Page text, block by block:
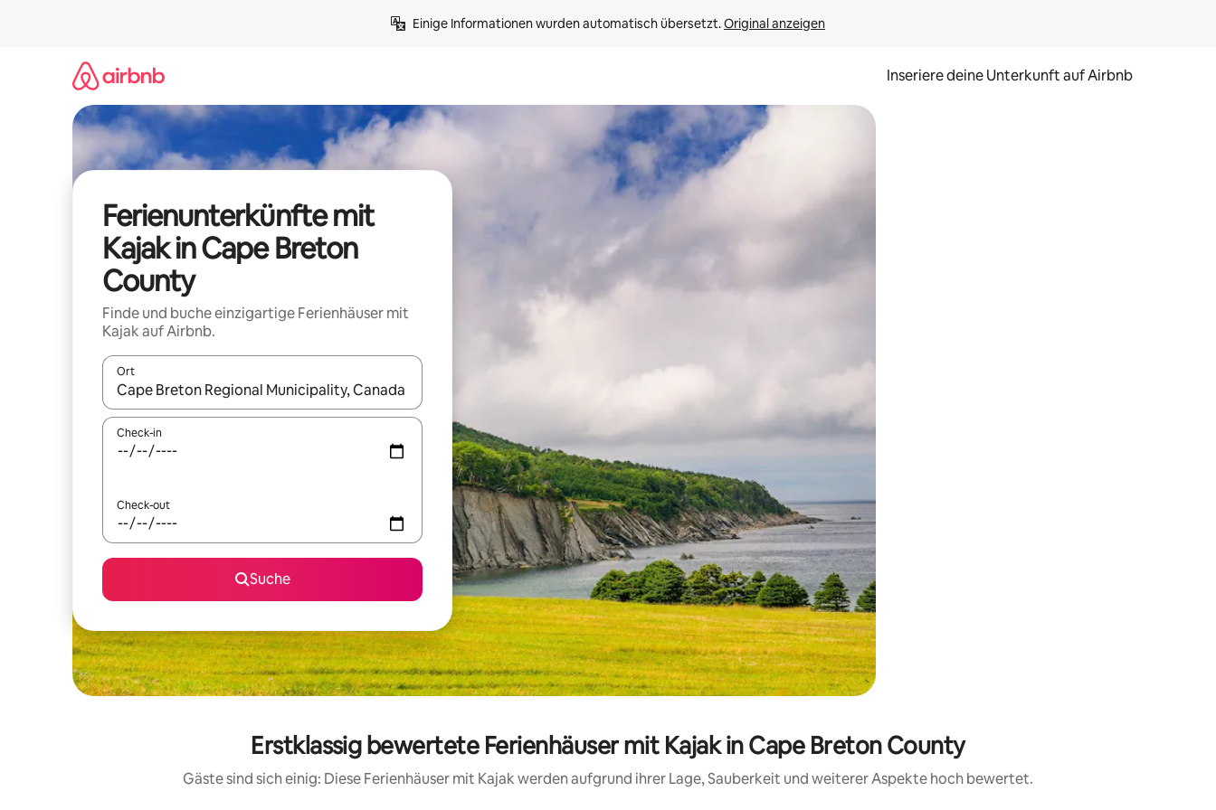
Einige Informationen wurden automatisch übersetzt. Original anzeigen
Inseriere deine Unterkunft auf Airbnb
Ferienunterkünfte mit
Kajak in Cape Breton
County
Finde und buche einzigartige Ferienhäuser mit
Kajak auf Airbnb.
Ort
Wenn Ergebnisse verfügbar sind, navigiere mit den Pfeiltasten nach oben und unten oder erkunde die Ergebnisse durch Berühren oder Wischgesten.
Check-in
Check-out
Suche
Erstklassig bewertete Ferienhäuser mit Kajak in Cape Breton County
Gäste sind sich einig: Diese Ferienhäuser mit Kajak werden aufgrund ihrer Lage, Sauberkeit und weiterer Aspekte hoch bewertet.